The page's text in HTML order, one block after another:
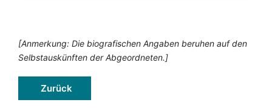
[Anmerkung: Die biografischen Angaben beruhen auf den
Selbstauskünften der Abgeordneten.]
Zurück